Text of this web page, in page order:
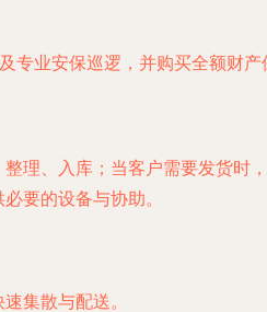
业安保巡逻，并购买全额财产
理、入库；当客户需要发货时
要的设备与协助。
集散与配送。